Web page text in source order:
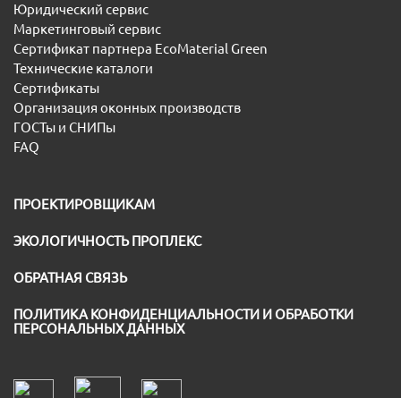
Юридический сервис
Маркетинговый сервис
Сертификат партнера EcoMaterial Green
Технические каталоги
Сертификаты
Организация оконных производств
ГОСТы и СНИПы
FAQ
ПРОЕКТИРОВЩИКАМ
ЭКОЛОГИЧНОСТЬ ПРОПЛЕКС
ОБРАТНАЯ СВЯЗЬ
ПОЛИТИКА КОНФИДЕНЦИАЛЬНОСТИ И ОБРАБОТКИ
ПЕРСОНАЛЬНЫХ ДАННЫХ